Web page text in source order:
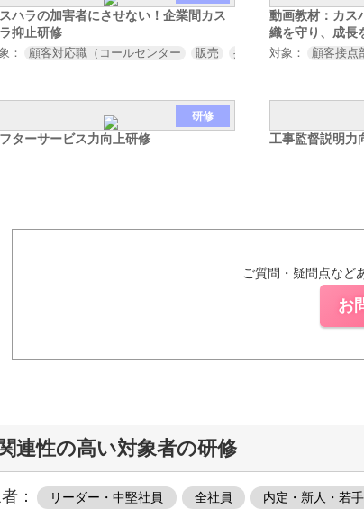
ハラの加害者にさせない！企業間カス
抑止研修
： 顧客対応職（コールセンター 販売 接客 サービス業など）
動画教材：カス
織を守り、成長
対象： 顧客接点
研修
ターサービス力向上研修 工事監督説明力
ご質問・疑問点など
お
関連性の高い対象者の研修
： リーダー・中堅社員 全社員 内定・新人・若手